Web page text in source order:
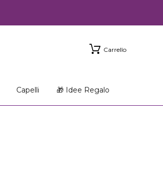
Carrello
Capelli 🎁 Idee Regalo